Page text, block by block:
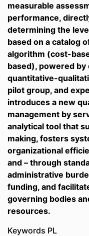
measurable
performance,
determining the
based on a catalog
algorithm (cost-
based), powered
quantitative-
pilot group, and
introduces a new
management by
analytical tool that
making, fosters
organizational
and – through
administrative
funding, and
governing bodies
resources.
Keywords PL